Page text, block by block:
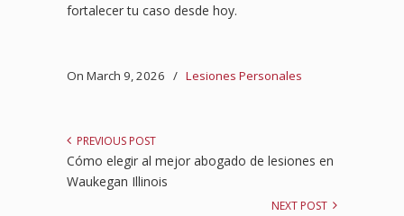
fortalecer tu caso desde hoy.
On March 9, 2026 / Lesiones Personales
PREVIOUS POST
Cómo elegir al mejor abogado de lesiones en
Waukegan Illinois
NEXT POST